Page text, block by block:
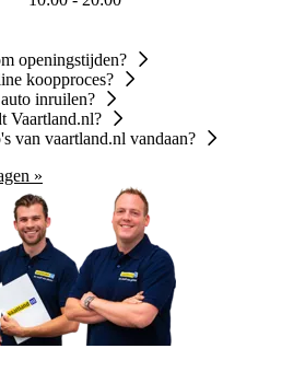
openingstijden?
koopproces?
inruilen?
Vaartland.nl?
van vaartland.nl vandaan?
»